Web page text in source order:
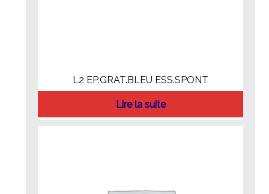
L2 EP.GRAT.BLEU ESS.SPONT
Lire la suite